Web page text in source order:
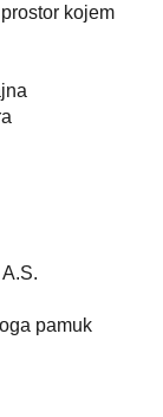
kojem
pamuk